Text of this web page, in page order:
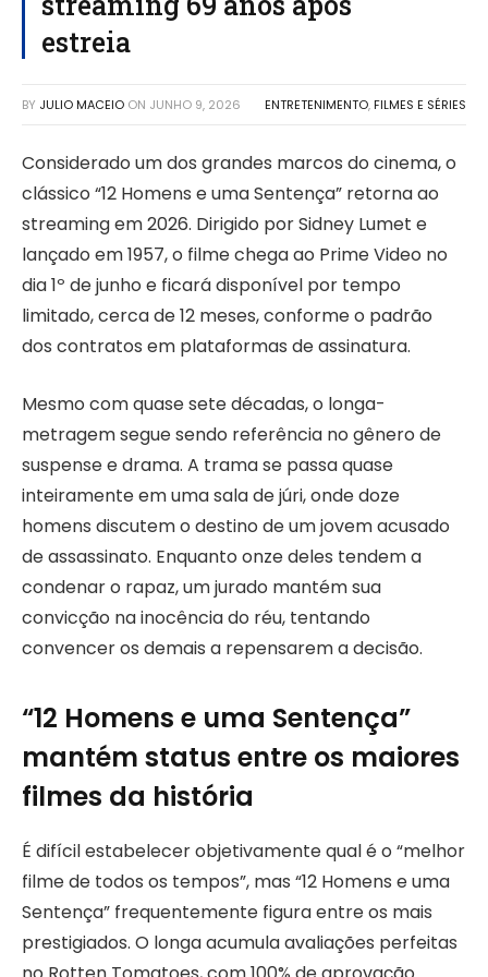
estreia
BY JULIO MACEIO ON JUNHO 9, 2026 ENTRETENIMENTO, FILMES E SÉRIES
Considerado um dos grandes marcos do cinema, o
clássico “12 Homens e uma Sentença” retorna ao
streaming em 2026. Dirigido por Sidney Lumet e
lançado em 1957, o filme chega ao Prime Video no
dia 1º de junho e ficará disponível por tempo
limitado, cerca de 12 meses, conforme o padrão
dos contratos em plataformas de assinatura.
Mesmo com quase sete décadas, o longa-
metragem segue sendo referência no gênero de
suspense e drama. A trama se passa quase
inteiramente em uma sala de júri, onde doze
homens discutem o destino de um jovem acusado
de assassinato. Enquanto onze deles tendem a
condenar o rapaz, um jurado mantém sua
convicção na inocência do réu, tentando
convencer os demais a repensarem a decisão.
“12 Homens e uma Sentença”
mantém status entre os maiores
filmes da história
É difícil estabelecer objetivamente qual é o “melhor
filme de todos os tempos”, mas “12 Homens e uma
Sentença” frequentemente figura entre os mais
prestigiados. O longa acumula avaliações perfeitas